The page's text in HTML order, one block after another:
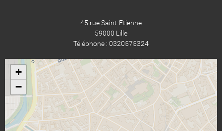
45 rue Saint-Etienne
59000 Lille
Téléphone : 0320575324
+
−